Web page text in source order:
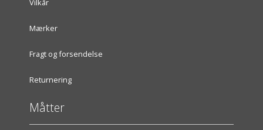
Vilkår
Mærker
Fragt og forsendelse
Returnering
Måtter